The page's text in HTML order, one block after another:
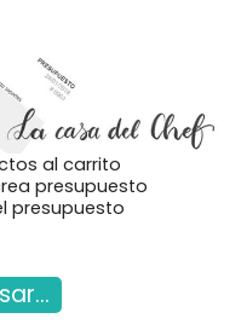
al carrito
presupuesto
presupuesto